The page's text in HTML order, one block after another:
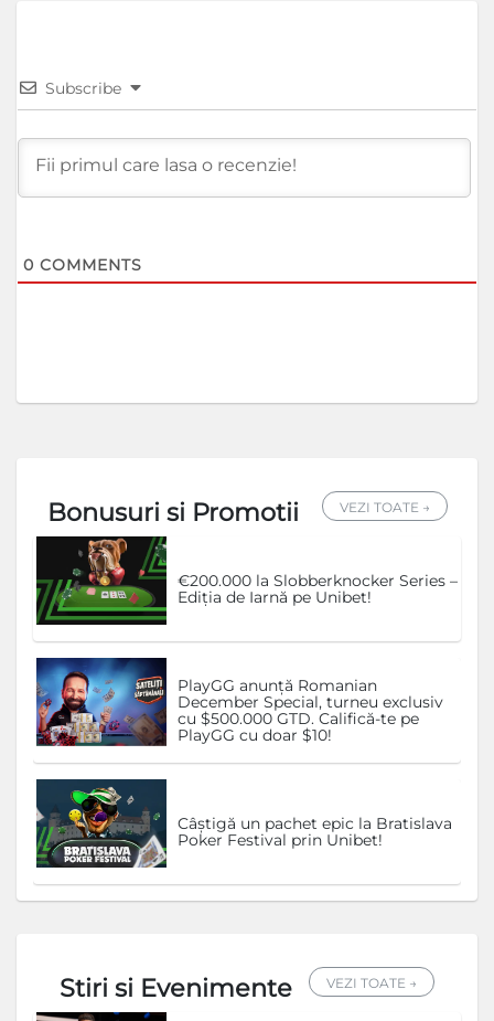
Subscribe
0 COMMENTS
Bonusuri si Promotii VEZI TOATE →
€200.000 la Slobberknocker Series –
Ediția de Iarnă pe Unibet!
PlayGG anunță Romanian
December Special, turneu exclusiv
cu $500.000 GTD. Califică-te pe
PlayGG cu doar $10!
Câștigă un pachet epic la Bratislava
Poker Festival prin Unibet!
Stiri si Evenimente VEZI TOATE →